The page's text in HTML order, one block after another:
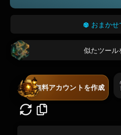
おまかせ
似たツール
無料アカウントを作成